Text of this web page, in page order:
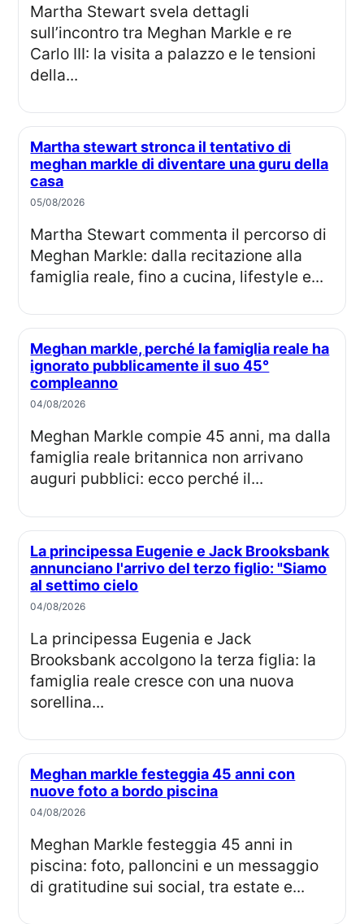
Martha Stewart svela dettagli
sull’incontro tra Meghan Markle e re
Carlo III: la visita a palazzo e le tensioni
della...
Martha stewart stronca il tentativo di
meghan markle di diventare una guru della
casa
05/08/2026
Martha Stewart commenta il percorso di
Meghan Markle: dalla recitazione alla
famiglia reale, fino a cucina, lifestyle e...
Meghan markle, perché la famiglia reale ha
ignorato pubblicamente il suo 45°
compleanno
04/08/2026
Meghan Markle compie 45 anni, ma dalla
famiglia reale britannica non arrivano
auguri pubblici: ecco perché il...
La principessa Eugenie e Jack Brooksbank
annunciano l'arrivo del terzo figlio: "Siamo
al settimo cielo
04/08/2026
La principessa Eugenia e Jack
Brooksbank accolgono la terza figlia: la
famiglia reale cresce con una nuova
sorellina...
Meghan markle festeggia 45 anni con
nuove foto a bordo piscina
04/08/2026
Meghan Markle festeggia 45 anni in
piscina: foto, palloncini e un messaggio
di gratitudine sui social, tra estate e...